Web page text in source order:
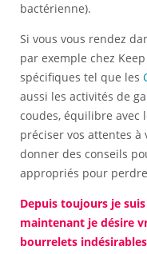
bactérienne).
Si vous vous rendez
par exemple chez
spécifiques tel que les
aussi les activités de
coudes, équilibre avec
préciser vos attentes
donner des conseils
appropriés pour
Depuis toujours je
maintenant je désire
bourrelets